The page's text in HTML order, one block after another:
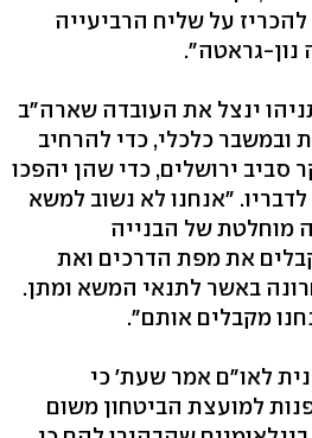
על שליח הרביעייה
נון-גראטה".
ינצל את העובדה שארה"ב
ובמשבר כלכלי, כדי להרחיב
סביב ירושלים, כדי שהן יהפכו
"אנחנו לא נשוב למשא
מוחלטת של הבנייה
את מפת הדרכים ואת
באשר לתנאי המשא ומתן.
מקבלים אותם".
לאו"ם אמר שעת' כי
למועצת הביטחון משום